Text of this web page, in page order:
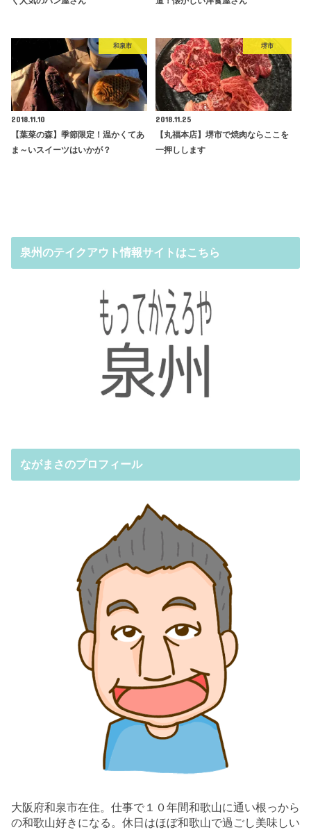
和泉市
2018.11.10
【葉菜の森】季節限定！温かくてあ
ま～いスイーツはいかが？
堺市
2018.11.25
【丸福本店】堺市で焼肉ならここを
一押しします
泉州のテイクアウト情報サイトはこちら
ながまさのプロフィール
大阪府和泉市在住。仕事で１０年間和歌山に通い根っから
の和歌山好きになる。休日はほぼ和歌山で過ごし美味しい